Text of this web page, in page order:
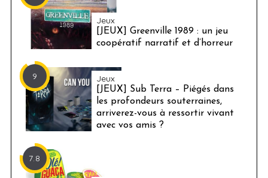
Jeux
[JEUX] Greenville 1989 : un jeu
coopératif narratif et d’horreur
9 Jeux
[JEUX] Sub Terra – Piégés dans
les profondeurs souterraines,
arriverez-vous à ressortir vivant
avec vos amis ?
7.8